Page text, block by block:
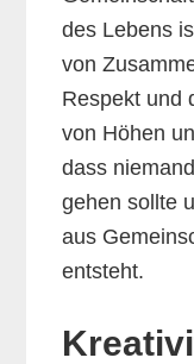
des Lebens
von
Respekt und
von Höhen
dass
gehen sollte
aus
entsteht.